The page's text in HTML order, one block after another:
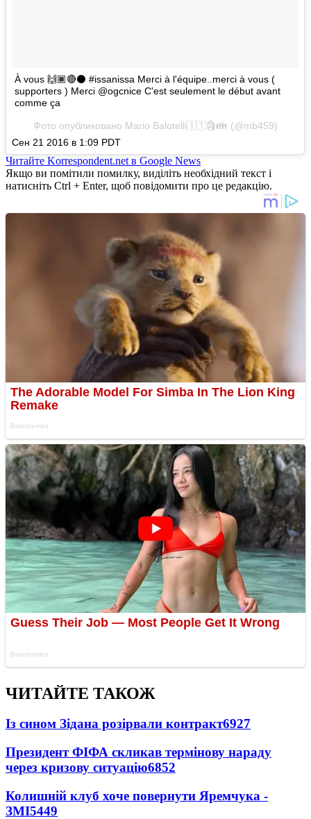
À vous 🙌🏾🔴⚫ #issanissa Merci à l'équipe..merci à vous (
supporters ) Merci @ogcnice C'est seulement le début avant
comme ça
Фото опубликовано Mario Balotelli🇮🇹🗿👪 (@mb459)
Сен 21 2016 в 1:09 PDT
Читайте Korrespondent.net в Google News
Якщо ви помітили помилку, виділіть необхідний текст і
натисніть Ctrl + Enter, щоб повідомити про це редакцію.
ЧИТАЙТЕ ТАКОЖ
Із сином Зідана розірвали контракт6927
Президент ФІФА скликав термінову нараду
через кризову ситуацію6852
Колишній клуб хоче повернути Яремчука -
ЗМІ5449